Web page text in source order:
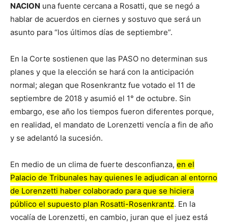
NACION una fuente cercana a Rosatti, que se negó a
hablar de acuerdos en ciernes y sostuvo que será un
asunto para “los últimos días de septiembre”.
En la Corte sostienen que las PASO no determinan sus
planes y que la elección se hará con la anticipación
normal; alegan que Rosenkrantz fue votado el 11 de
septiembre de 2018 y asumió el 1° de octubre. Sin
embargo, ese año los tiempos fueron diferentes porque,
en realidad, el mandato de Lorenzetti vencía a fin de año
y se adelantó la sucesión.
En medio de un clima de fuerte desconfianza, en el
Palacio de Tribunales hay quienes le adjudican al entorno
de Lorenzetti haber colaborado para que se hiciera
público el supuesto plan Rosatti-Rosenkrantz. En la
vocalía de Lorenzetti, en cambio, juran que el juez está